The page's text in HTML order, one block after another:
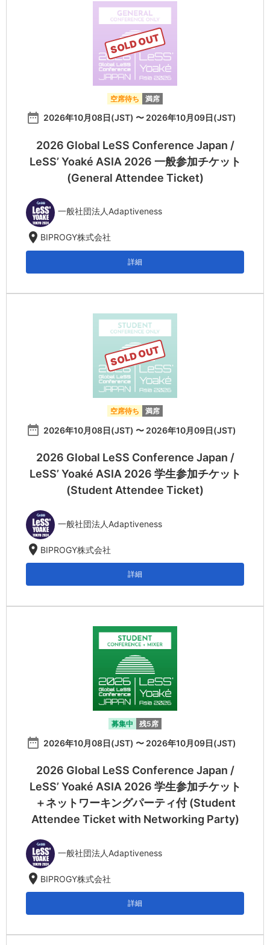
SOLD OUT
空席待ち 満席
date_range 2026年10月08日(JST) 〜 2026年10月09日(JST)
2026 Global LeSS Conference Japan /
LeSS’ Yoaké ASIA 2026 一般参加チケット
(General Attendee Ticket)
一般社団法人Adaptiveness
location_on BIPROGY株式会社
詳細
SOLD OUT
空席待ち 満席
date_range 2026年10月08日(JST) 〜 2026年10月09日(JST)
2026 Global LeSS Conference Japan /
LeSS’ Yoaké ASIA 2026 学生参加チケット
(Student Attendee Ticket)
一般社団法人Adaptiveness
location_on BIPROGY株式会社
詳細
募集中 残5席
date_range 2026年10月08日(JST) 〜 2026年10月09日(JST)
2026 Global LeSS Conference Japan /
LeSS’ Yoaké ASIA 2026 学生参加チケット
＋ネットワーキングパーティ付 (Student
Attendee Ticket with Networking Party)
一般社団法人Adaptiveness
location_on BIPROGY株式会社
詳細